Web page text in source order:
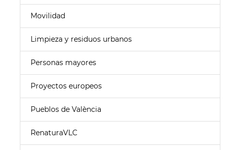
Movilidad
Limpieza y residuos urbanos
Personas mayores
Proyectos europeos
Pueblos de València
RenaturaVLC